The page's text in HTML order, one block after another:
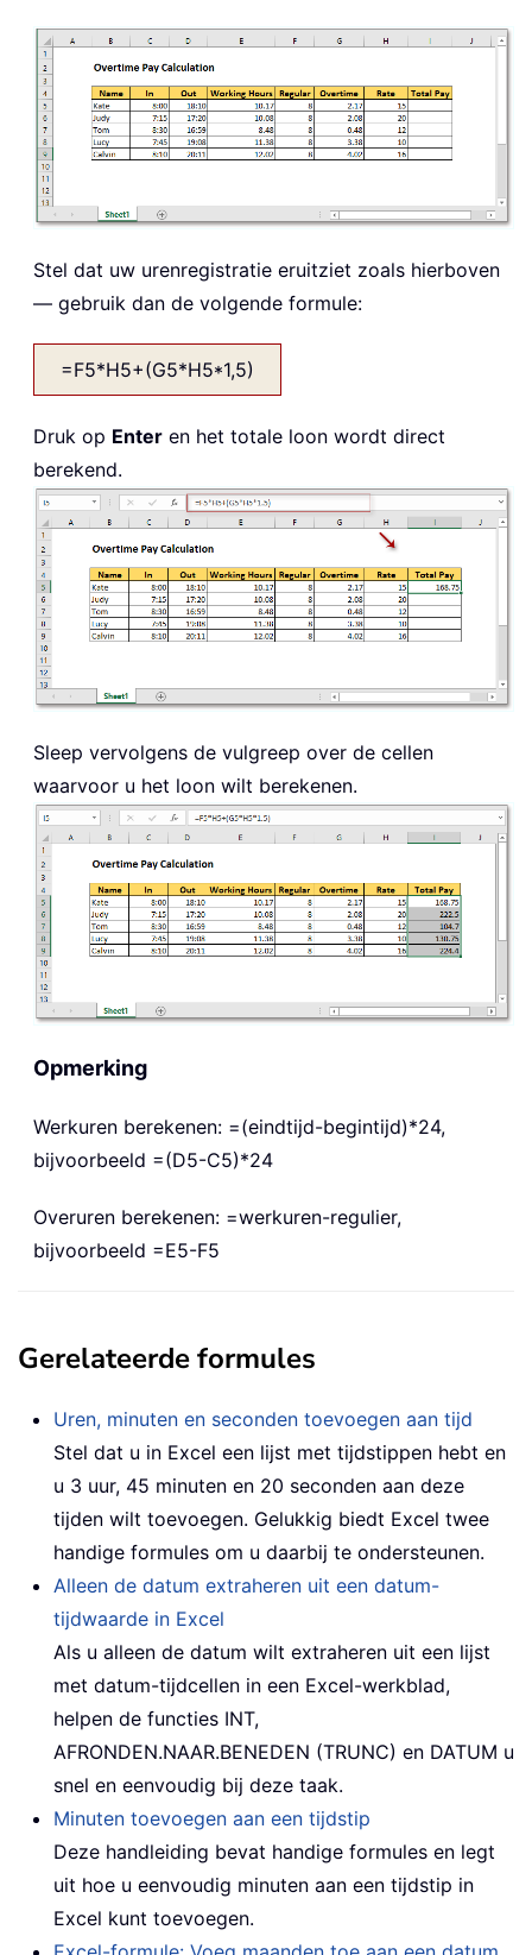
Stel dat uw urenregistratie eruitziet zoals hierboven
— gebruik dan de volgende formule:
=F5*H5+(G5*H5*1,5)
Druk op Enter en het totale loon wordt direct
berekend.
Sleep vervolgens de vulgreep over de cellen
waarvoor u het loon wilt berekenen.
Opmerking
Werkuren berekenen: =(eindtijd-begintijd)*24,
bijvoorbeeld =(D5-C5)*24
Overuren berekenen: =werkuren-regulier,
bijvoorbeeld =E5-F5
Gerelateerde formules
Uren, minuten en seconden toevoegen aan tijd
Stel dat u in Excel een lijst met tijdstippen hebt en
u 3 uur, 45 minuten en 20 seconden aan deze
tijden wilt toevoegen. Gelukkig biedt Excel twee
handige formules om u daarbij te ondersteunen.
Alleen de datum extraheren uit een datum-
tijdwaarde in Excel
Als u alleen de datum wilt extraheren uit een lijst
met datum-tijdcellen in een Excel-werkblad,
helpen de functies INT,
AFRONDEN.NAAR.BENEDEN (TRUNC) en DATUM u
snel en eenvoudig bij deze taak.
Minuten toevoegen aan een tijdstip
Deze handleiding bevat handige formules en legt
uit hoe u eenvoudig minuten aan een tijdstip in
Excel kunt toevoegen.